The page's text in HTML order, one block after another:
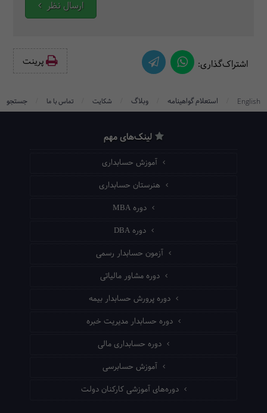
ارسال نظر
اشتراک‌گذاری: پرینت‌
English استعلام گواهینامه وبلاگ شکایت تماس با ما جستجو
لینک‌های مهم
آموزش حسابداری
هنرستان حسابداری
دوره MBA
دوره DBA
آزمون حسابدار رسمی
دوره مشاور مالیاتی
دوره پرورش حسابدار بیمه
دوره حسابدار مدیریت خبره
دوره حسابداری مالی
آموزش حسابرسی
دوره‌های آموزشی کارکنان دولت